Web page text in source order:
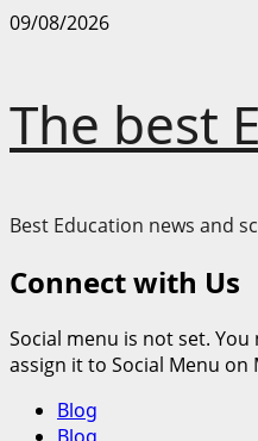
Skip
09/08/2026
The best
Best Education news and
Connect with Us
Social menu is not set.
assign it to Social Menu on
Primary
Menu
Blog